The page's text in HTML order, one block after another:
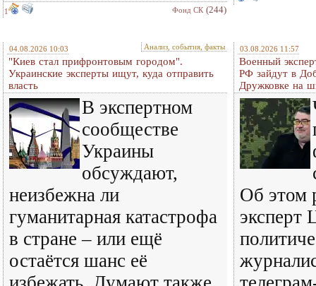
1 Фонд СК (244)
04.08.2026 10:03 Анализ, события, факты
"Киев стал прифронтовым городом".
Украинские эксперты ищут, куда отправить
власть
В экспертном
сообществе
Украины
обсуждают,
неизбежна ли
гуманитарная катастрофа
в стране – или ещё
остаётся шанс её
03.08.2026 11:57
Военный
РФ зайдут в
Дружковке на
Об этом
эксперт